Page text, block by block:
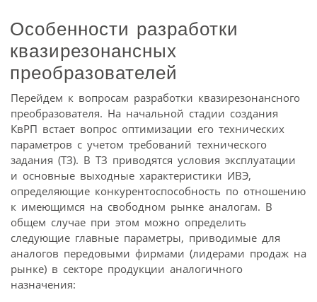
Особенности разработки
квазирезонансных
преобразователей
Перейдем к вопросам разработки квазирезонансного
преобразователя. На начальной стадии создания
КвРП встает вопрос оптимизации его технических
параметров с учетом требований технического
задания (ТЗ). В ТЗ приводятся условия эксплуатации
и основные выходные характеристики ИВЭ,
определяющие конкурентоспособность по отношению
к имеющимся на свободном рынке аналогам. В
общем случае при этом можно определить
следующие главные параметры, приводимые для
аналогов передовыми фирмами (лидерами продаж на
рынке) в секторе продукции аналогичного
назначения: